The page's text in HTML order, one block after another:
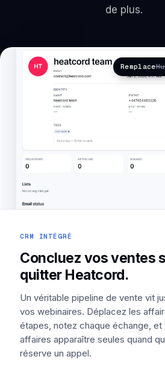
de plus.
Remplace
CRM INTÉGRÉ
Concluez vos ventes
quitter Heatcord.
Un véritable pipeline de vente vit
vos webinaires. Déplacez les
étapes, notez chaque échange, et
affaires apparaître seules quand
réserve un appel.